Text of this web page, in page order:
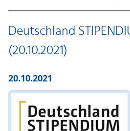
Deutschland
(20.10.2021)
20.10.2021